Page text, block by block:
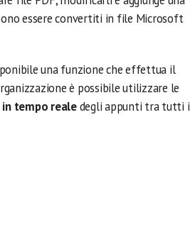
essere convertiti in file Microsoft
una funzione che effettua il
è possibile utilizzare le
tempo realedegli appunti tra tutti i